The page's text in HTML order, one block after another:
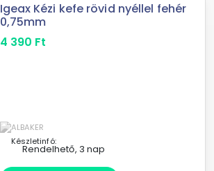
Igeax Kézi kefe rövid nyéllel fehér
0,75mm
4 390 Ft
Készletinfó:
Rendelhető, 3 nap